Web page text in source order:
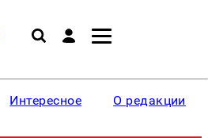
Интересное О редакции